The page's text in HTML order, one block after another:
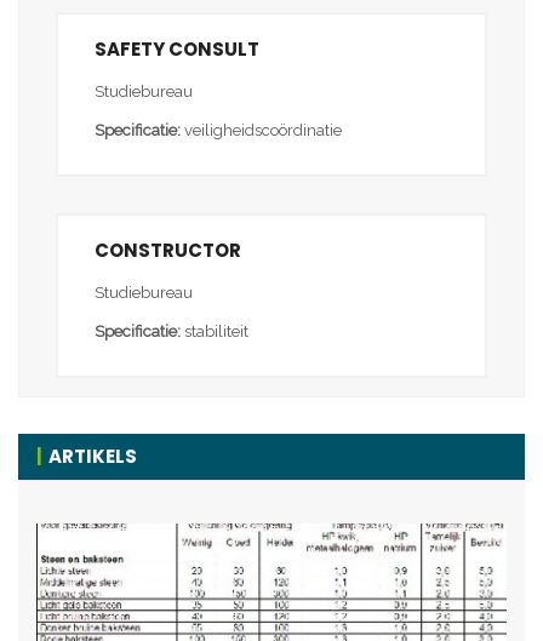
SAFETY CONSULT
Studiebureau
Specificatie: veiligheidscoördinatie
CONSTRUCTOR
Studiebureau
Specificatie: stabiliteit
ARTIKELS